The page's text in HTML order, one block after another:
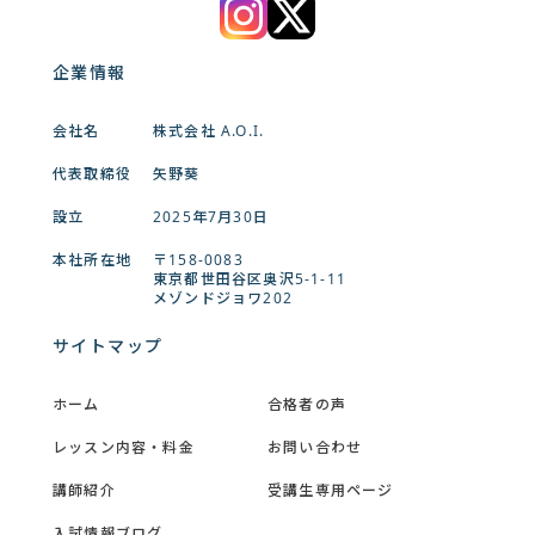
企業情報
会社名 株式会社 A.O.I.
代表取締役 矢野葵
設立 2025年7月30日
本社所在地
〒158‐0083
東京都世田谷区奥沢5-1-11
メゾンドジョワ202
サイトマップ
ホーム
レッスン内容・料金
講師紹介
合格者の声
お問い合わせ
受講生専用ページ